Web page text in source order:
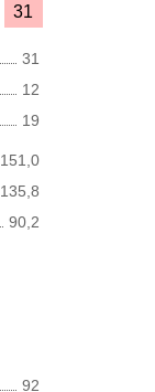
31
31
12
19
151,0
135,8
90,2
92